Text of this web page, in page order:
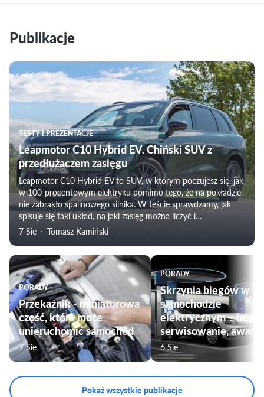
Publikacje
TESTY I PREZENTACJE
Leapmotor C10 Hybrid EV. Chiński SUV z
przedłużaczem zasięgu
Leapmotor C10 Hybrid EV to SUV, w którym poczujesz się, jak
w 100-procentowym elektryku pomimo tego, że na pokładzie
nie zabrakło spalinowego silnika. W teście sprawdzamy, jak
spisuje się taki układ, na jaki zasięg można liczyć i
weryfikujemy subiektywne odczucia towarzyszące
rodziny.
7 Sie Tomasz Kamiński
PORADY
Przekaźnik - miniaturowa
część, która może
unieruchomić samochód
7 Sie
PORADY
Skrzynia biegów w
samochodzie
elektrycznym –
serwisowanie, awarie
6 Sie
Pokaż wszystkie publikacje